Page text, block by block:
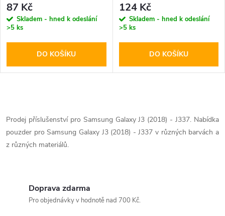
87 Kč
Skladem - hned k odeslání
>5 ks
DO KOŠÍKU
124 Kč
Skladem - hned k odeslání
>5 ks
DO KOŠÍKU
v
l
Prodej příslušenství pro Samsung Galaxy J3 (2018) - J337. Nabídka
pouzder pro Samsung Galaxy J3 (2018) - J337 v různých barvách a
z různých materiálů.
Doprava zdarma
Pro objednávky v hodnotě nad 700 Kč.